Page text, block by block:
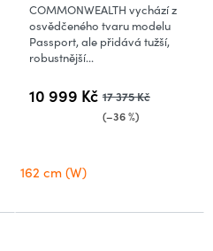
10 999 Kč 17 375 Kč
(–36 %)
COMMONWEALTH vychází z
osvědčeného tvaru modelu
Passport, ale přidává tužší,
robustnější...
162 cm (W)